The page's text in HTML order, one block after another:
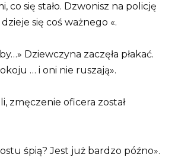
co się stało. Dzwonisz na policję
się coś ważnego «.
Dziewczyna zaczęła płakać.
… i oni nie ruszają».
zmęczenie oficera został
śpią? Jest już bardzo późno».